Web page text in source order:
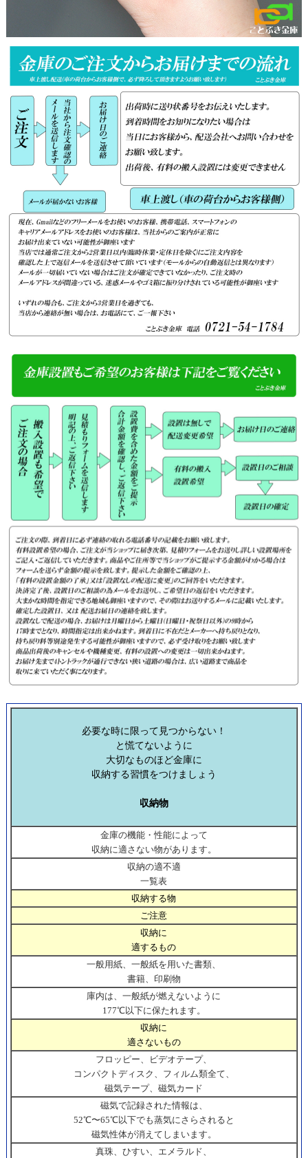
必要な時に限って見つからない！
と慌てないように
大切なものほど金庫に
収納する習慣をつけましょう
収納物
金庫の機能・性能によって
収納に適さない物があります。
収納の適不適
一覧表
収納する物
ご注意
収納に
適するもの
一般用紙、一般紙を用いた書類、
書籍、印刷物
庫内は、一般紙が燃えないように
177℃以下に保たれます。
収納に
適さないもの
フロッピー、ビデオテープ、
コンパクトディスク、フィルム類全て、
磁気テープ、磁気カード
磁気で記録された情報は、
52℃〜65℃以下でも蒸気にさらされると
磁気性体が消えてしまいます。
真珠、ひすい、エメラルド、